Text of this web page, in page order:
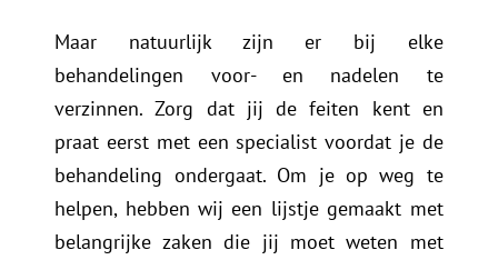
Maar natuurlijk zijn er bij elke
behandelingen voor- en nadelen te
verzinnen. Zorg dat jij de feiten kent en
praat eerst met een specialist voordat je de
behandeling ondergaat. Om je op weg te
helpen, hebben wij een lijstje gemaakt met
belangrijke zaken die jij moet weten met